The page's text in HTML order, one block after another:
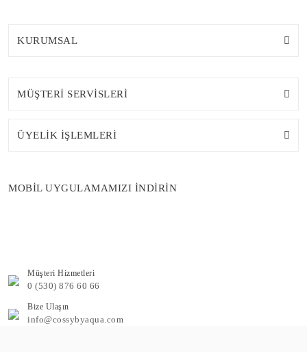
KURUMSAL
MÜŞTERİ SERVİSLERİ
ÜYELİK İŞLEMLERİ
MOBİL UYGULAMAMIZI İNDİRİN
Müşteri Hizmetleri
0 (530) 876 60 66
Bize Ulaşın
info@cossybyaqua.com